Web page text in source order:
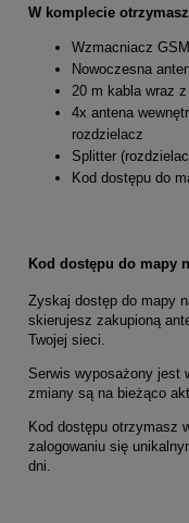
W komplecie
Wzmacniacz
Nowoczesna
20 m kabla wraz
4x antena
rozdzielacz
Splitter
Kod dostępu do
Kod dostępu do mapy
Zyskaj dostęp do mapy
skierujesz zakupioną
Twojej sieci.
Serwis wyposażony jest
zmiany są na bieżąco
Kod dostępu otrzymasz
zalogowaniu się
dni.